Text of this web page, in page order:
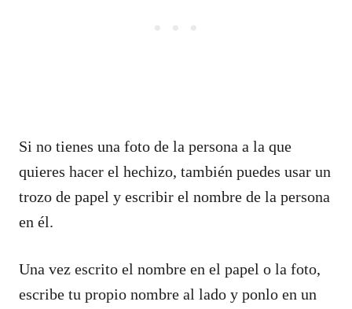
Si no tienes una foto de la persona a la que
quieres hacer el hechizo, también puedes usar un
trozo de papel y escribir el nombre de la persona
en él.
Una vez escrito el nombre en el papel o la foto,
escribe tu propio nombre al lado y ponlo en un